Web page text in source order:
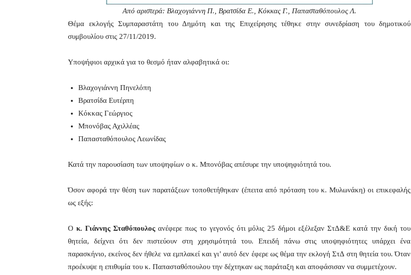
Από αριστερά: Βλαχογιάννη Π., Βρατσίδα Ε., Κόκκας Γ., Παπασταθόπουλος Λ.
Θέμα εκλογής Συμπαραστάτη του Δημότη και της Επιχείρησης τέθηκε στην συνεδρίαση του δημοτικού
συμβουλίου στις 27/11/2019.
Υποψήφιοι αρχικά για το θεσμό ήταν αλφαβητικά οι:
Βλαχογιάννη Πηνελόπη
Βρατσίδα Ευτέρπη
Κόκκας Γεώργιος
Μπονόβας Αχιλλέας
Παπασταθόπουλος Λεωνίδας
Κατά την παρουσίαση των υποψηφίων ο κ. Μπονόβας απέσυρε την υποψηφιότητά του.
Όσον αφορά την θέση των παρατάξεων τοποθετήθηκαν (έπειτα από πρόταση του κ. Μυλωνάκη) οι επικεφαλής
ως εξής:
Ο κ. Γιάννης Σταθόπουλοςανέφερε πως το γεγονός ότι μόλις 25 δήμοι εξέλεξαν ΣτΔ&Ε κατά την δική του
θητεία, δείχνει ότι δεν πιστεύουν στη χρησιμότητά του. Επειδή πάνω στις υποψηφιότητες υπάρχει ένα
παρασκήνιο, εκείνος δεν ήθελε να εμπλακεί και γι’ αυτό δεν έφερε ως θέμα την εκλογή ΣτΔ στη θητεία του. Όταν
προέκυψε η επιθυμία του κ. Παπασταθόπουλου την δέχτηκαν ως παράταξη και αποφάσισαν να συμμετέχουν.